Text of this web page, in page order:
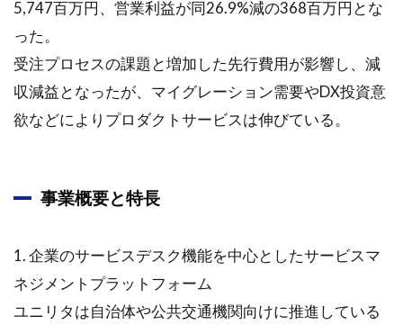
5,747百万円、営業利益が同26.9%減の368百万円とな
った。
受注プロセスの課題と増加した先行費用が影響し、減
収減益となったが、マイグレーション需要やDX投資意
欲などによりプロダクトサービスは伸びている。
事業概要と特長
1. 企業のサービスデスク機能を中心としたサービスマ
ネジメントプラットフォーム
ユニリタは自治体や公共交通機関向けに推進している